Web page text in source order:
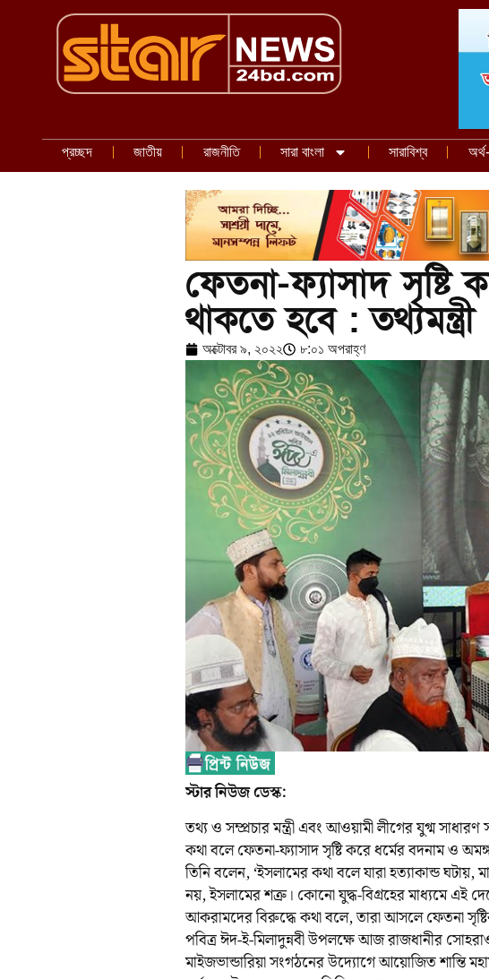
প্রচ্ছদ জাতীয় রাজনীতি সারা বাংলা সারাবিশ্ব
ফেতনা-ফ্যাসাদ সৃষ্টি
থাকতে হবে : তথ্যমন্ত্রী
অক্টোবর ৯, ২০২২ ৮:০১ অপরাহ্ণ
স্টার নিউজ ডেস্ক:
তথ্য ও সম্প্রচার মন্ত্রী এবং আওয়ামী লীগের যুগ্ম
কথা বলে ফেতনা-ফ্যাসাদ সৃষ্টি করে ধর্মের বদনাম ও
তিনি বলেন, ‘ইসলামের কথা বলে যারা হত্যাকান্ড
নয়, ইসলামের শত্রু। কোনো যুদ্ধ-বিগ্রহের মাধ্যমে এই
আকরামদের বিরুদ্ধে কথা বলে, তারা আসলে ফেতনা
পবিত্র ঈদ-ই-মিলাদুন্নবী উপলক্ষে আজ রাজধানীর
মাইজভান্ডারিয়া সংগঠনের উদ্যোগে আয়োজিত শান্তি